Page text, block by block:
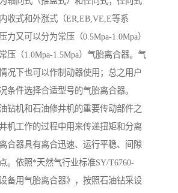
收式和外涨式（ER,EB,VE,E等系
力又可以分为常压（0.5Mpa-1.0Mpa）
压（1.0Mpa-1.5Mpa）气胎离合器。气
况下也可以作制动器使用；总之用户
条件选择合适型号的气胎离合器。
钻机和石油修井机的重要传动部件之
机工作的过程中用来传递扭矩和分离
合器具有离合迅速、运行平稳、间隙
。依照*天然气行业标准SY/T6760-
备用气胎离合器》，按照石油钻采设